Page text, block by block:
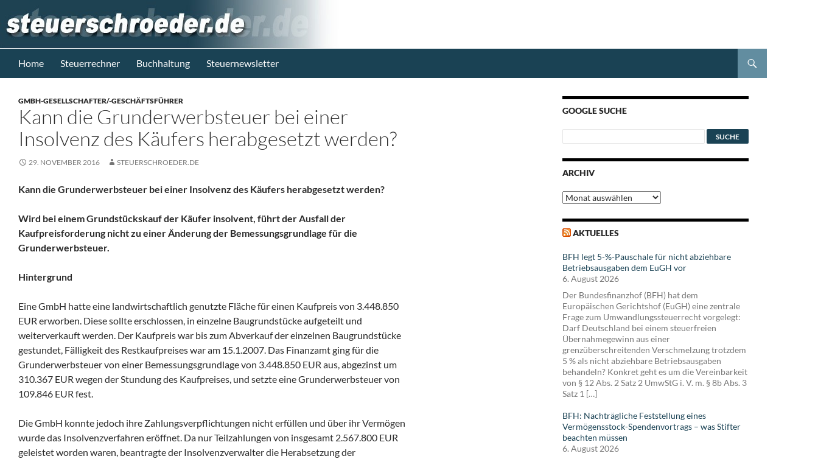
Inhalt
springen
Steuerblog www.steuerschroeder.de
Home Steuerrechner Buchhaltung Steuernewsletter
GMBH-GESELLSCHAFTER/-GESCHÄFTSFÜHRER
Kann die Grunderwerbsteuer bei einer
Insolvenz des Käufers herabgesetzt werden?
29. NOVEMBER 2016 STEUERSCHROEDER.DE
Kann die Grunderwerbsteuer bei einer Insolvenz des Käufers herabgesetzt werden?
Wird bei einem Grundstückskauf der Käufer insolvent, führt der Ausfall der
Kaufpreisforderung nicht zu einer Änderung der Bemessungsgrundlage für die
Grunderwerbsteuer.
Hintergrund
Eine GmbH hatte eine landwirtschaftlich genutzte Fläche für einen Kaufpreis von 3.448.850
EUR erworben. Diese sollte erschlossen, in einzelne Baugrundstücke aufgeteilt und
weiterverkauft werden. Der Kaufpreis war bis zum Abverkauf der einzelnen Baugrundstücke
gestundet, Fälligkeit des Restkaufpreises war am 15.1.2007. Das Finanzamt ging für die
Grunderwerbsteuer von einer Bemessungsgrundlage von 3.448.850 EUR aus, abgezinst um
310.367 EUR wegen der Stundung des Kaufpreises, und setzte eine Grunderwerbsteuer von
109.846 EUR fest.
Die GmbH konnte jedoch ihre Zahlungsverpflichtungen nicht erfüllen und über ihr Vermögen
wurde das Insolvenzverfahren eröffnet. Da nur Teilzahlungen von insgesamt 2.567.800 EUR
geleistet worden waren, beantragte der Insolvenzverwalter die Herabsetzung der
GOOGLE SUCHE
ARCHIV
Archiv
AKTUELLES
BFH legt 5-%-Pauschale für nicht abziehbare
Betriebsausgaben dem EuGH vor
6. August 2026
Der Bundesfinanzhof (BFH) hat dem
Europäischen Gerichtshof (EuGH) eine zentrale
Frage zum Umwandlungssteuerrecht vorgelegt:
Darf Deutschland bei einem steuerfreien
Übernahmegewinn aus einer
grenzüberschreitenden Verschmelzung trotzdem
5 % als nicht abziehbare Betriebsausgaben
behandeln? Konkret geht es um die Vereinbarkeit
von § 12 Abs. 2 Satz 2 UmwStG i. V. m. § 8b Abs. 3
Satz 1 […]
BFH: Nachträgliche Feststellung eines
Vermögensstock-Spendenvortrags – was Stifter
beachten müssen
6. August 2026
Steuerberater
M. Schröder
Berlin